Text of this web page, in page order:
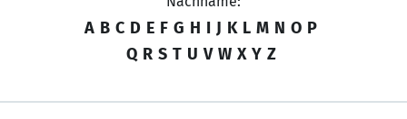
A B C D E F G H I J K L M N O P
Q R S T U V W X Y Z